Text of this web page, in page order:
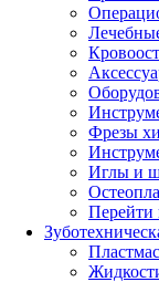
Фрезы
Иглы и
Перейти